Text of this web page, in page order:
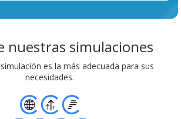
nuestras simulaciones
es la más adecuada para sus
necesidades.